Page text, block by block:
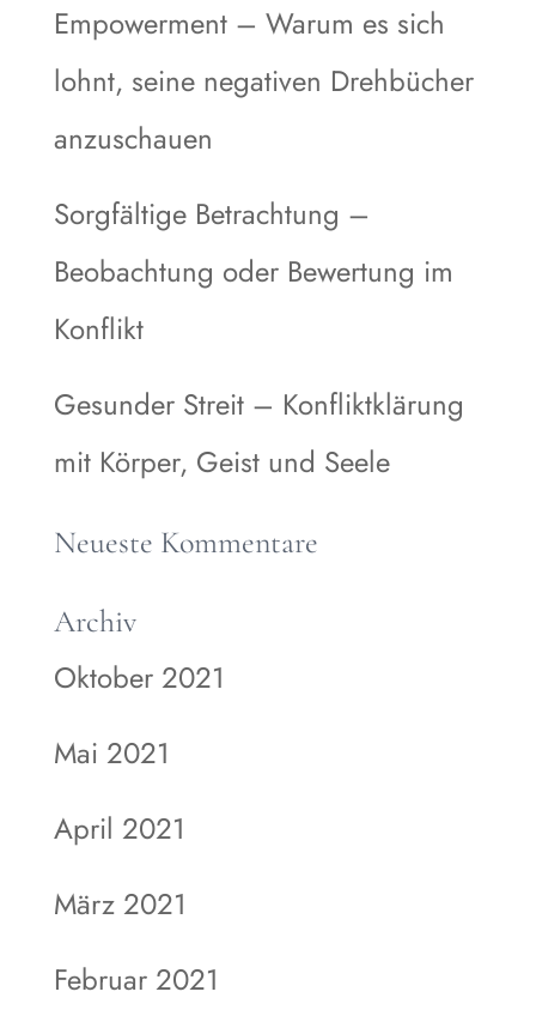
Empowerment – Warum es sich
lohnt, seine negativen Drehbücher
anzuschauen
Sorgfältige Betrachtung –
Beobachtung oder Bewertung im
Konflikt
Gesunder Streit – Konfliktklärung
mit Körper, Geist und Seele
Neueste Kommentare
Archiv
Oktober 2021
Mai 2021
April 2021
März 2021
Februar 2021